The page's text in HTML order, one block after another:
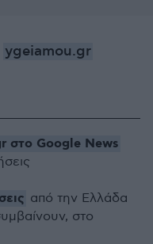
ygeiamou.gr
στο Google News
από την Ελλάδα
στο